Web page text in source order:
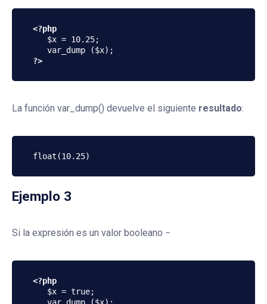
<?php
?>
La función var_dump() devuelve el siguiente resultado:
Ejemplo 3
Si la expresión es un valor booleano −
<?php